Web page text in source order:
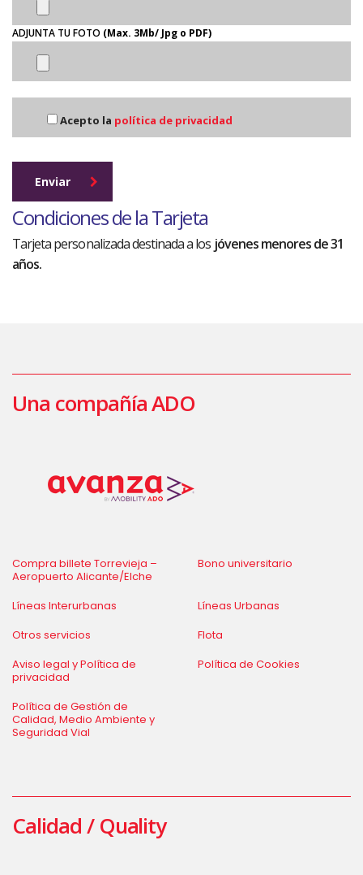
ADJUNTA TU FOTO (Max. 3Mb/ Jpg o PDF)
Acepto la política de privacidad
Enviar
Condiciones de la Tarjeta
Tarjeta personalizada destinada a los jóvenes menores de 31
años.
Una compañía ADO
Compra billete Torrevieja –
Aeropuerto Alicante/Elche
Bono universitario
Líneas Interurbanas
Líneas Urbanas
Otros servicios
Flota
Aviso legal y Política de
privacidad
Política de Cookies
Política de Gestión de
Calidad, Medio Ambiente y
Seguridad Vial
Calidad / Quality